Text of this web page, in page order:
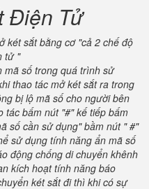
Điện Tử
két sắt bằng cơ "cả 2 chế độ
tử "
mã số trong quá trình sử
thao tác mở két sắt ra trong
bị lộ mã số cho người bên
tác bấm nút "#" kế tiếp bấm
số cần sử dụng" bầm nút " #"
sử dụng tính năng ẩn mã số
động chống di chuyển khênh
kích hoạt tính năng báo
két sắt đi thì khi có sự